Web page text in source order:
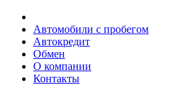
Автомобили с пробегом
Автокредит
Обмен
О компании
Контакты